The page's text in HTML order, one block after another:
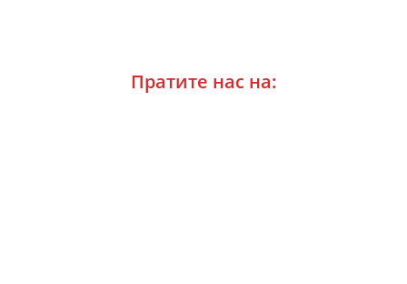
Пратите нас на: